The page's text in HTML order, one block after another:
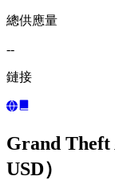
總供應量
--
鏈接
Grand Theft
USD）